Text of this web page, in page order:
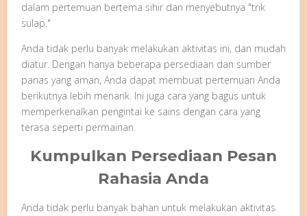
dalam pertemuan bertema sihir dan menyebutnya "trik
sulap."
Anda tidak perlu banyak melakukan aktivitas ini, dan mudah
diatur. Dengan hanya beberapa persediaan dan sumber
panas yang aman, Anda dapat membuat pertemuan Anda
berikutnya lebih menarik. Ini juga cara yang bagus untuk
memperkenalkan pengintai ke sains dengan cara yang
terasa seperti permainan.
Kumpulkan Persediaan Pesan
Rahasia Anda
Anda tidak perlu banyak bahan untuk melakukan aktivitas